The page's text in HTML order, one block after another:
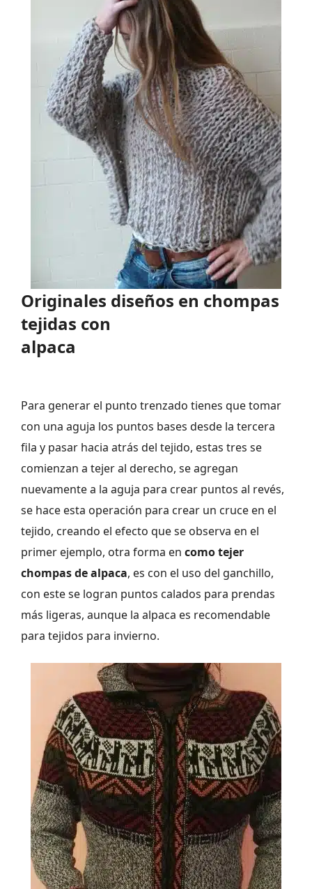
Originales diseños en chompas
tejidas con
alpaca
Para generar el punto trenzado tienes que tomar
con una aguja los puntos bases desde la tercera
fila y pasar hacia atrás del tejido, estas tres se
comienzan a tejer al derecho, se agregan
nuevamente a la aguja para crear puntos al revés,
se hace esta operación para crear un cruce en el
tejido, creando el efecto que se observa en el
primer ejemplo, otra forma en como tejer
chompas de alpaca, es con el uso del ganchillo,
con este se logran puntos calados para prendas
más ligeras, aunque la alpaca es recomendable
para tejidos para invierno.